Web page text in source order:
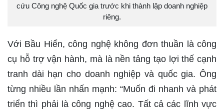
cứu Công nghệ Quốc gia trước khi thành lập doanh nghiệp
riêng.
Với Bầu Hiển, công nghệ không đơn thuần là công
cụ hỗ trợ vận hành, mà là nền tảng tạo lợi thế cạnh
tranh dài hạn cho doanh nghiệp và quốc gia. Ông
từng nhiều lần nhấn mạnh: “Muốn đi nhanh và phát
triển thì phải là công nghệ cao. Tất cả các lĩnh vực